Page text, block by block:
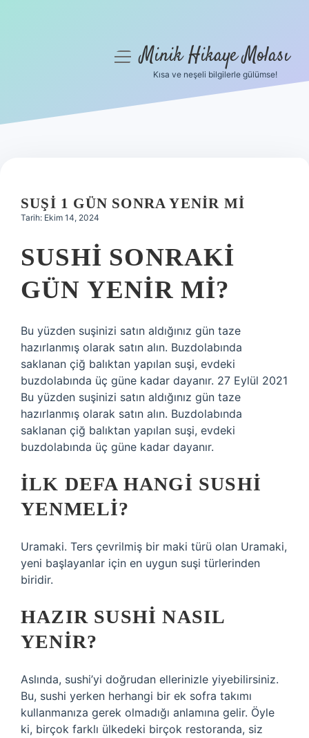
Hakkımızda
menüyüMinik Hikaye Molası
Kısa ve neşeli bilgilerle gülümse!
SUŞI 1 GÜN SONRA YENIR MI
Tarih: Ekim 14, 2024
SUSHI SONRAKI
GÜN YENIR MI?
Bu yüzden suşinizi satın aldığınız gün taze
hazırlanmış olarak satın alın. Buzdolabında
saklanan çiğ balıktan yapılan suşi, evdeki
buzdolabında üç güne kadar dayanır. 27 Eylül 2021
Bu yüzden suşinizi satın aldığınız gün taze
hazırlanmış olarak satın alın. Buzdolabında
saklanan çiğ balıktan yapılan suşi, evdeki
buzdolabında üç güne kadar dayanır.
İLK DEFA HANGI SUSHI
YENMELI?
Uramaki. Ters çevrilmiş bir maki türü olan Uramaki,
yeni başlayanlar için en uygun suşi türlerinden
biridir.
HAZIR SUSHI NASIL
YENIR?
Aslında, sushi’yi doğrudan ellerinizle yiyebilirsiniz.
Bu, sushi yerken herhangi bir ek sofra takımı
kullanmanıza gerek olmadığı anlamına gelir. Öyle
ki, birçok farklı ülkedeki birçok restoranda, siz